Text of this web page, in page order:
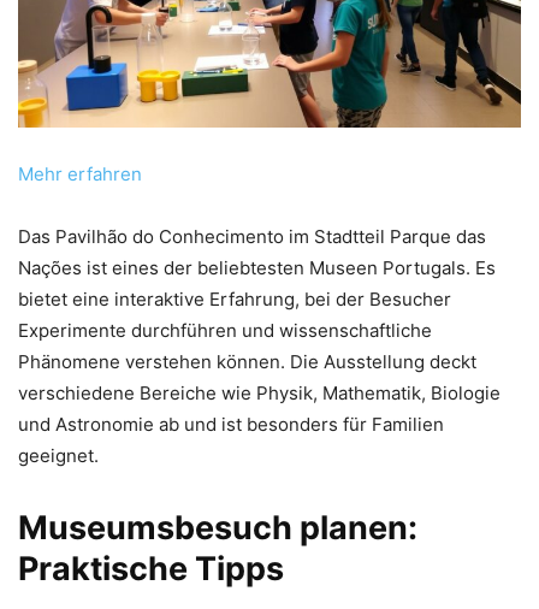
Mehr erfahren
Das Pavilhão do Conhecimento im Stadtteil Parque das
Nações ist eines der beliebtesten Museen Portugals. Es
bietet eine interaktive Erfahrung, bei der Besucher
Experimente durchführen und wissenschaftliche
Phänomene verstehen können. Die Ausstellung deckt
verschiedene Bereiche wie Physik, Mathematik, Biologie
und Astronomie ab und ist besonders für Familien
geeignet.
Museumsbesuch planen:
Praktische Tipps